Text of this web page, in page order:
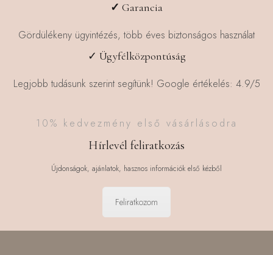
✓ Garancia
Gördülékeny ügyintézés, több éves biztonságos használat
✓ Ügyfélközpontúság
Legjobb tudásunk szerint segítünk! Google értékelés: 4.9/5
10% kedvezmény első vásárlásodra
Hírlevél feliratkozás
Újdonságok, ajánlatok, hasznos információk első kézből
Feliratkozom